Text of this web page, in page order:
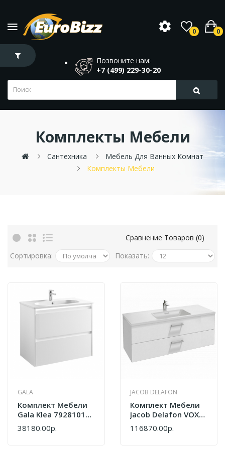
0 0
Позвоните нам:
+7 (499) 229-30-20
Комплекты Мебели
Сантехника
Мебель Для Ванных Комнат
Комплекты Мебели
Сравнение Товаров (0)
Сортировка:
Показать:
GALA
Комплект Мебели
Gala Klea 7928101
Тумба
3844001+раковина
38180.00р.
JACOB DELAFON
Комплект Мебели
Jacob Delafon VOX
EB2101-DD1+2071-
R1-N18 Белый
116870.00р.